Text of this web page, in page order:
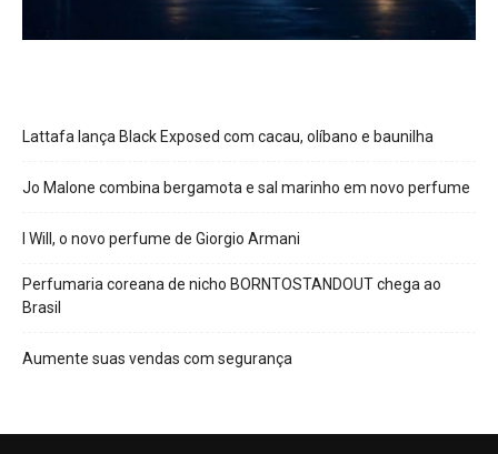
Lattafa lança Black Exposed com cacau, olíbano e baunilha
Jo Malone combina bergamota e sal marinho em novo perfume
I Will, o novo perfume de Giorgio Armani
Perfumaria coreana de nicho BORNTOSTANDOUT chega ao
Brasil
Aumente suas vendas com segurança